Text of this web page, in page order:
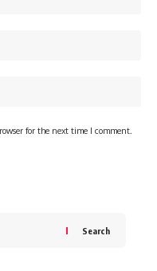
for the next time I comment.
Search